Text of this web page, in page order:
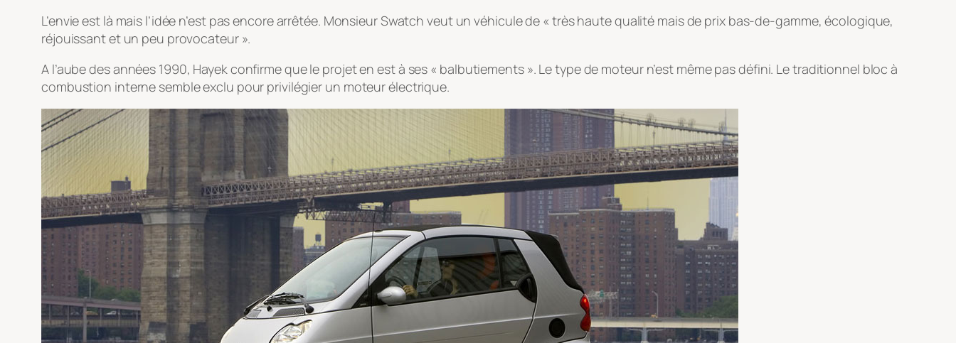
L’envie est là mais l’idée n’est pas encore arrêtée. Monsieur Swatch veut un véhicule de « très haute qualité mais de prix bas-de-gamme, écologique,
réjouissant et un peu provocateur ».
A l’aube des années 1990, Hayek confirme que le projet en est à ses « balbutiements ». Le type de moteur n’est même pas défini. Le traditionnel bloc à
combustion interne semble exclu pour privilégier un moteur électrique.